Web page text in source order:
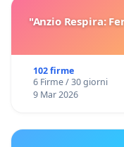
"Anzio Respira:
102 firme
6 Firme / 30 giorni
9 Mar 2026